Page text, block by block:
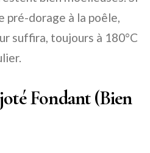
pré-dorage à la poêle,
suffira, toujours à 180°C
Fondant (Bien